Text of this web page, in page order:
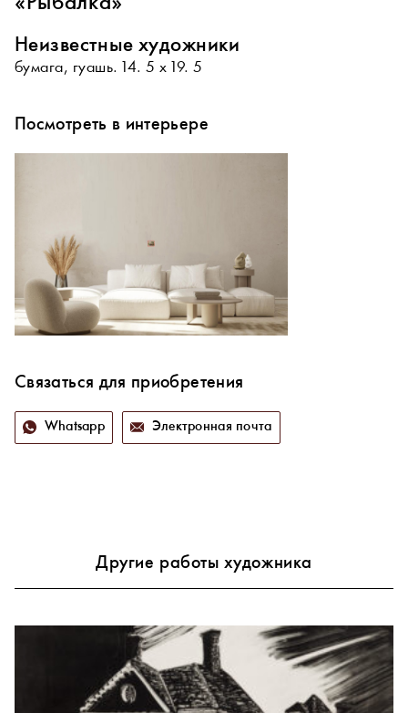
Неизвестные художники
бумага, гуашь. 14. 5 х 19. 5
Посмотреть в интерьере
Связаться для приобретения
Whatsapp Электронная почта
Другие работы художника